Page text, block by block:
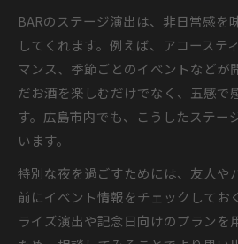
BARのステージ演出は、非日常感を
してくれます。例えば、アコーステ
マンス、季節ごとのイベントなどが
だお酒を楽しむだけでなく、五感で
す。広島市内でも、こうしたステー
います。
特別な夜を過ごすためには、友人や
前にイベント情報をチェックしてお
ライズ演出や記念日向けのプランを